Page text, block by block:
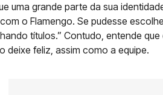
uma grande parte da sua
o Flamengo. Se pudesse
títulos.” Contudo, entende
deixe feliz, assim como a equipe.